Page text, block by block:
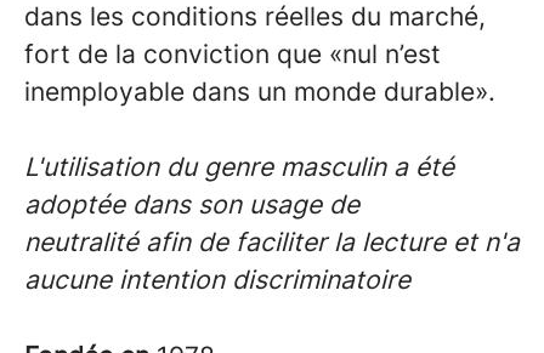
dans les conditions réelles du marché,
fort de la conviction que «nul n’est
inemployable dans un monde durable».
L'utilisation du genre masculin a été
adoptée dans son usage de
neutralité afin de faciliter la lecture et n'a
aucune intention discriminatoire